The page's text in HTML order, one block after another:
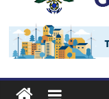
Guaratinguetá
Amarela na região